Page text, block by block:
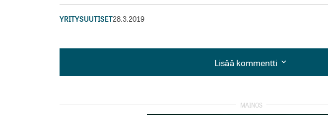
YRITYSUUTISET28.3.2019
Lisää kommentti
Lisää kommentti